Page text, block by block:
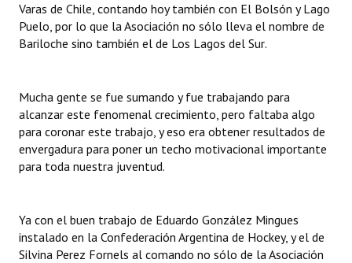
Varas de Chile, contando hoy también con El Bolsón y Lago
Puelo, por lo que la Asociación no sólo lleva el nombre de
Bariloche sino también el de Los Lagos del Sur.
Mucha gente se fue sumando y fue trabajando para
alcanzar este fenomenal crecimiento, pero faltaba algo
para coronar este trabajo, y eso era obtener resultados de
envergadura para poner un techo motivacional importante
para toda nuestra juventud.
Ya con el buen trabajo de Eduardo González Mingues
instalado en la Confederación Argentina de Hockey, y el de
Silvina Perez Fornels al comando no sólo de la Asociación